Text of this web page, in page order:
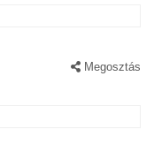
Megosztás